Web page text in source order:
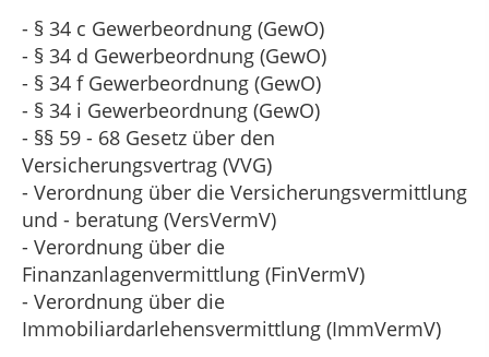
- § 34 c Gewerbeordnung (GewO)
- § 34 d Gewerbeordnung (GewO)
- § 34 f Gewerbeordnung (GewO)
- § 34 i Gewerbeordnung (GewO)
- §§ 59 - 68 Gesetz über den
Versicherungsvertrag (VVG)
- Verordnung über die Versicherungsvermittlung
und - beratung (VersVermV)
- Verordnung über die
Finanzanlagenvermittlung (FinVermV)
- Verordnung über die
Immobiliardarlehensvermittlung (ImmVermV)